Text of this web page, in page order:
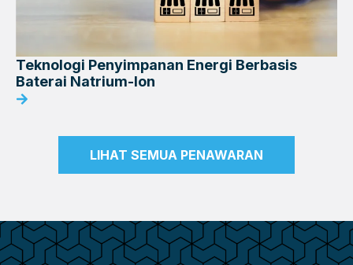
Teknologi Penyimpanan Energi Berbasis
Baterai Natrium-Ion
LIHAT SEMUA PENAWARAN